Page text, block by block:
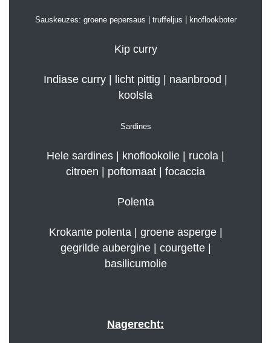
Sauskeuzes: groene pepersaus | truffeljus | knoflookboter
Kip curry
Indiase curry | licht pittig | naanbrood |
koolsla
Sardines
Hele sardines | knoflookolie | rucola |
citroen | poftomaat | focaccia
Polenta
Krokante polenta | groene asperge |
gegrilde aubergine | courgette |
basilicumolie
Nagerecht: